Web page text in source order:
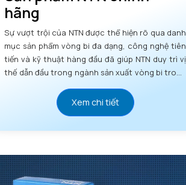
kính vai tối đa OR
Bán kính góc lượn tối đa 1 mm
hãng
Sự vượt trội của NTN được thể hiện rõ qua danh
mục sản phẩm vòng bi đa dạng, công nghệ tiên
tiến và kỹ thuật hàng đầu đã giúp NTN duy trì vị
thế dẫn đầu trong ngành sản xuất vòng bi trong
Xem chi tiết